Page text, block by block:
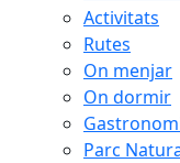
Activitats
Rutes
On menjar
On dormir
Parc